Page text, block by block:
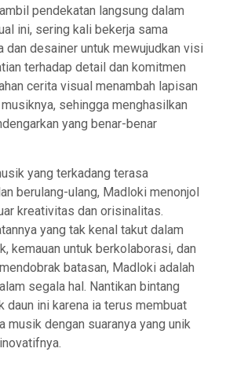
pendekatan langsung dalam
ini, sering kali bekerja sama
dan desainer untuk mewujudkan visi
terhadap detail dan komitmen
cerita visual menambah lapisan
sehingga menghasilkan
yang benar-benar
yang terkadang terasa
berulang-ulang, Madloki menonjol
kreativitas dan orisinalitas.
yang tak kenal takut dalam
kemauan untuk berkolaborasi, dan
batasan, Madloki adalah
segala hal. Nantikan bintang
daun ini karena ia terus membuat
musik dengan suaranya yang unik